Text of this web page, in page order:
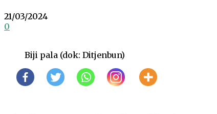
21/03/2024
0
Biji pala (dok: Ditjenbun)